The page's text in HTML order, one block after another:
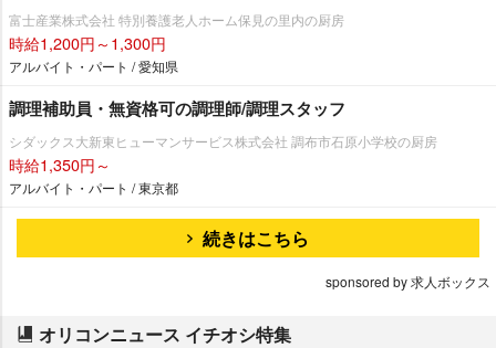
富士産業株式会社 特別養護老人ホーム保見の里内の厨房
時給1,200円～1,300円
アルバイト・パート / 愛知県
調理補助員・無資格可の調理師/調理スタッフ
シダックス大新東ヒューマンサービス株式会社 調布市石原小学校の厨房
時給1,350円～
アルバイト・パート / 東京都
続きはこちら
sponsored by 求人ボックス
オリコンニュース イチオシ特集